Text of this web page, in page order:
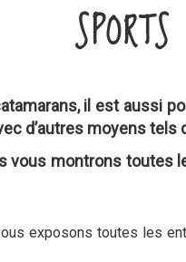
il est aussi
d’autres moyens
vous montrons toutes
exposons toutes les